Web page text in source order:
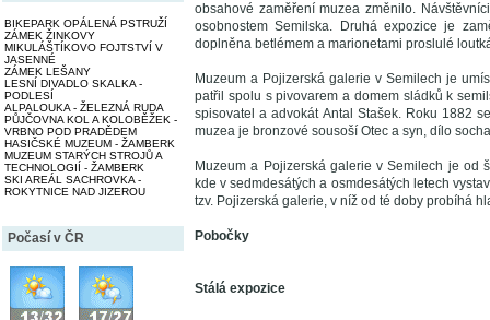
BIKEPARK OPÁLENÁ PSTRUŽÍ
ZÁMEK ŽINKOVY
MIKULÁŠTÍKOVO FOJTSTVÍ V
JASENNÉ
ZÁMEK LEŠANY
LESNÍ DIVADLO SKALKA -
PODLESÍ
ALPALOUKA - ŽELEZNÁ RUDA
PŮJČOVNA KOL A KOLOBĚŽEK -
VRBNO POD PRADĚDEM
HASIČSKÉ MUZEUM - ŽAMBERK
MUZEUM STARÝCH STROJŮ A
TECHNOLOGIÍ - ŽAMBERK
SKI AREÁL SACHROVKA -
ROKYTNICE NAD JIZEROU
Počasí v ČR
obsahové zaměření muzea změnilo.
osobnostem Semilska. Druhá expozice je
doplněna betlémem a marionetami proslulé
Muzeum a Pojizerská galerie v Semilech je
patřil spolu s pivovarem a domem sládků k
spisovatel a advokát Antal Stašek. Roku 1882
muzea je bronzové sousoší Otec a syn, dílo
Muzeum a Pojizerská galerie v Semilech je od
kde v sedmdesátých a osmdesátých letech
tzv. Pojizerská galerie, v níž od té doby probíhá
Pobočky
Stálá expozice